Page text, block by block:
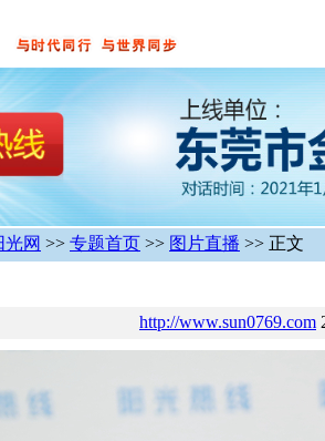
光网 >> 专题首页 >> 图片直播 >> 正文
http://www.sun0769.com